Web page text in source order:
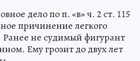
дело по п. «в» ч. 2 ст. 115
причинение легкого
Ранее не судимый фигурант
Ему грозит до двух лет